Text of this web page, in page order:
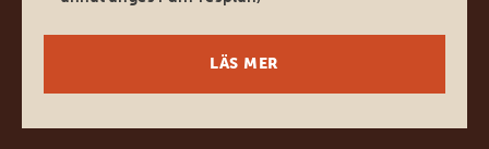
LÄS MER